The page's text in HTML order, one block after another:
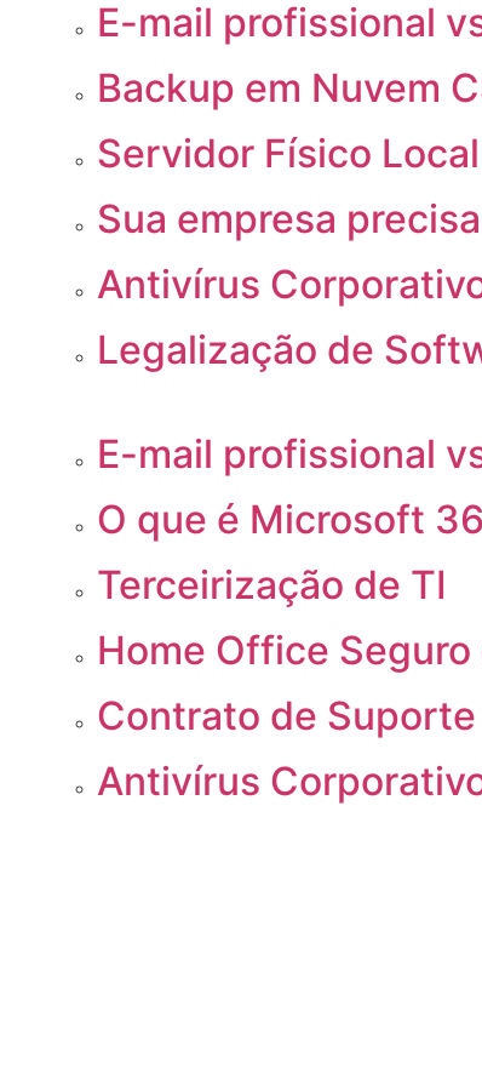
E-mail profissional
Backup em Nuvem
Servidor Físico
Sua empresa
Antivírus
Legalização de
E-mail profissional
O que é Microsoft
Terceirização de TI
Home Office
Contrato de
Antivírus